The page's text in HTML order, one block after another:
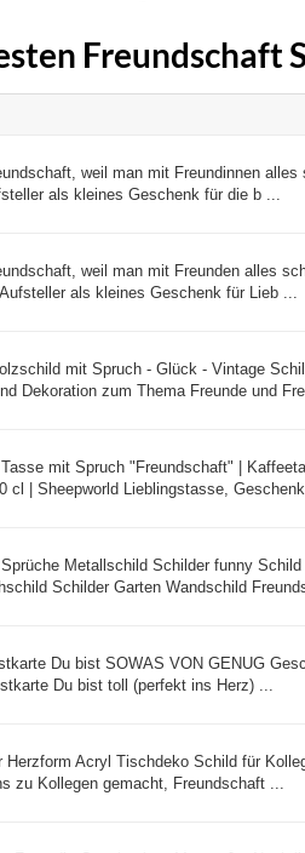
Freundschaft
weil man mit Freundinnen alles
als kleines Geschenk für die b ...
weil man mit Freunden alles
als kleines Geschenk für Lieb ...
mit Spruch - Glück - Vintage
Dekoration zum Thema Freunde und
mit Spruch "Freundschaft" |
cl | Sheepworld Lieblingstasse,
Metallschild Schilder funny Schild
Schilder Garten Wandschild
Du bist SOWAS VON GENUG
Du bist toll (perfekt ins Herz) ...
Herzform Acryl Tischdeko Schild für
zu Kollegen gemacht, Freundschaft ...